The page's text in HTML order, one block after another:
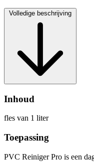
Volledige beschrijving
Inhoud
fles van 1 liter
Toepassing
PVC Reiniger Pro is een